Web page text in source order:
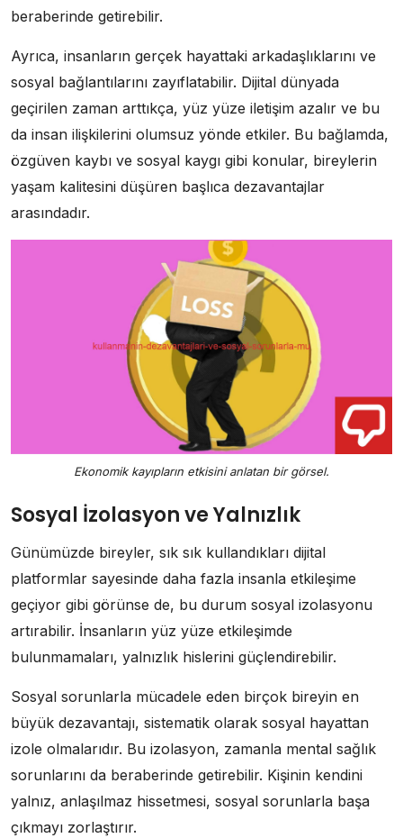
beraberinde getirebilir.
Ayrıca, insanların gerçek hayattaki arkadaşlıklarını ve
sosyal bağlantılarını zayıflatabilir. Dijital dünyada
geçirilen zaman arttıkça, yüz yüze iletişim azalır ve bu
da insan ilişkilerini olumsuz yönde etkiler. Bu bağlamda,
özgüven kaybı ve sosyal kaygı gibi konular, bireylerin
yaşam kalitesini düşüren başlıca dezavantajlar
arasındadır.
Ekonomik kayıpların etkisini anlatan bir görsel.
Sosyal İzolasyon ve Yalnızlık
Günümüzde bireyler, sık sık kullandıkları dijital
platformlar sayesinde daha fazla insanla etkileşime
geçiyor gibi görünse de, bu durum sosyal izolasyonu
artırabilir. İnsanların yüz yüze etkileşimde
bulunmamaları, yalnızlık hislerini güçlendirebilir.
Sosyal sorunlarla mücadele eden birçok bireyin en
büyük dezavantajı, sistematik olarak sosyal hayattan
izole olmalarıdır. Bu izolasyon, zamanla mental sağlık
sorunlarını da beraberinde getirebilir. Kişinin kendini
yalnız, anlaşılmaz hissetmesi, sosyal sorunlarla başa
çıkmayı zorlaştırır.